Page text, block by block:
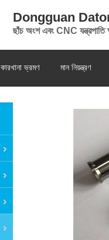
Dongguan
ছাঁচ অংশ এবং CNC
কারখানা ভ্রমণ মান নিয়ন্ত্রণ